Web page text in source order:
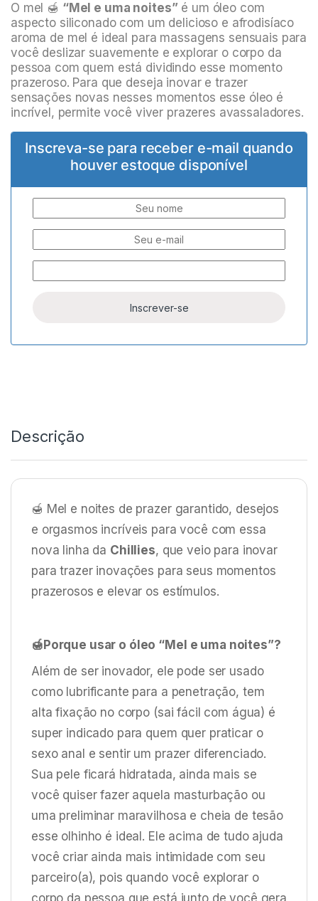
O mel 🍯 “Mel e uma noites”é um óleo com
aspecto siliconado com um delicioso e afrodisíaco
aroma de mel é ideal para massagens sensuais para
você deslizar suavemente e explorar o corpo da
pessoa com quem está dividindo esse momento
prazeroso. Para que deseja inovar e trazer
sensações novas nesses momentos esse óleo é
incrível, permite você viver prazeres avassaladores.
Inscreva-se para receber e-mail quando
houver estoque disponível
Descrição
🍯 Mel e noites de prazer garantido, desejos
e orgasmos incríveis para você com essa
nova linha da Chillies, que veio para inovar
para trazer inovações para seus momentos
prazerosos e elevar os estímulos.
🍯Porque usar o óleo “Mel e uma noites”?
Além de ser inovador, ele pode ser usado
como lubrificante para a penetração, tem
alta fixação no corpo (sai fácil com água) é
super indicado para quem quer praticar o
sexo anal e sentir um prazer diferenciado.
Sua pele ficará hidratada, ainda mais se
você quiser fazer aquela masturbação ou
uma preliminar maravilhosa e cheia de tesão
esse olhinho é ideal. Ele acima de tudo ajuda
você criar ainda mais intimidade com seu
parceiro(a), pois quando você explorar o